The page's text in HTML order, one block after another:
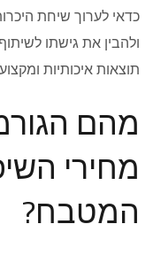
כדאי לערוך שיחת
ולהבין את גישתו
תוצאות איכותיות
מהם
מחירי
המטבח?